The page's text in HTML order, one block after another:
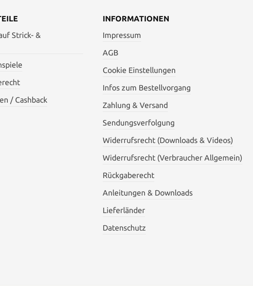
Strick- &
/ Cashback
INFORMATIONEN
Impressum
AGB
Cookie Einstellungen
Infos zum Bestellvorgang
Zahlung & Versand
Sendungsverfolgung
Widerrufsrecht (Downloads & Videos)
Widerrufsrecht (Verbraucher Allgemein)
Rückgaberecht
Anleitungen & Downloads
Lieferländer
Datenschutz